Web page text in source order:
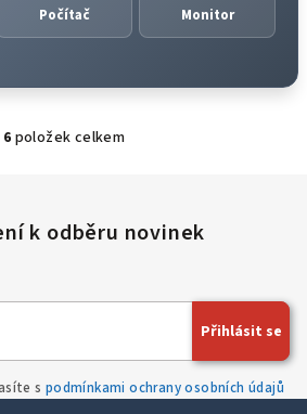
Počítač Monitor
O
á
d
c
v
6 položek celkem
s podmínkami ochrany osobních údajů
Přihlásit se